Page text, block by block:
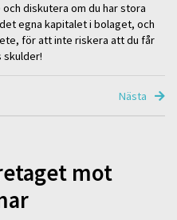
diskutera om du har stora
egna kapitalet i bolaget, och
för att inte riskera att du får
Nästa
mot